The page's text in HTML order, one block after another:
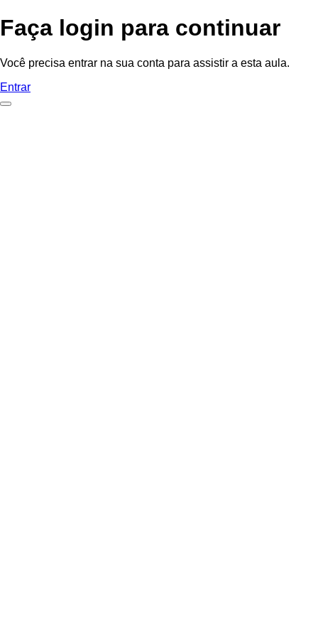
Faça login para continuar
Você precisa entrar na sua conta para assistir a esta aula.
Entrar